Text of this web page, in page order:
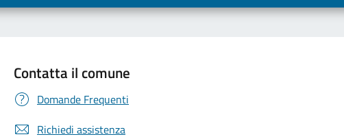
Contatta il comune
Domande Frequenti
Richiedi assistenza